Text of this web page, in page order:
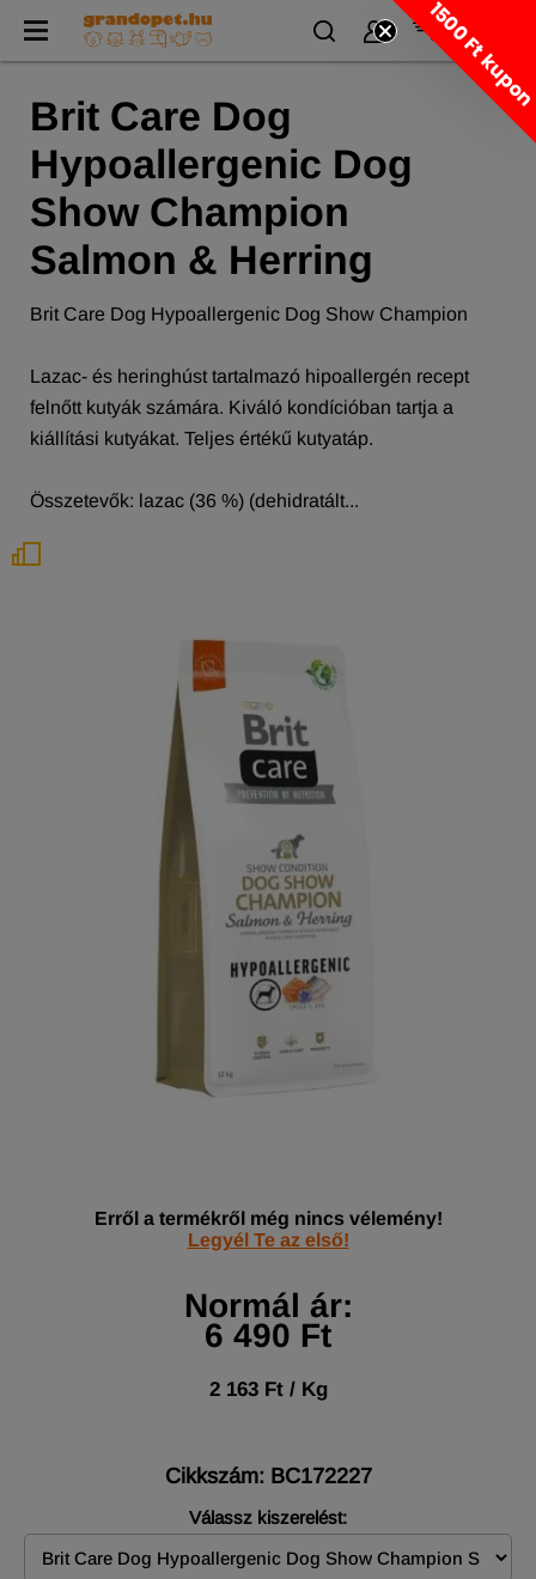
Brit Care Dog
Hypoallergenic Dog
Show Champion
Salmon & Herring
Brit Care Dog Hypoallergenic Dog Show Champion
Lazac- és heringhúst tartalmazó hipoallergén recept
felnőtt kutyák számára. Kiváló kondícióban tartja a
kiállítási kutyákat. Teljes értékű kutyatáp.
Összetevők: lazac (36 %) (dehidratált...
Erről a termékről még nincs vélemény!
Legyél Te az első!
Normál ár:
6 490 Ft
2 163 Ft / Kg
Cikkszám: BC172227
Válassz kiszerelést:
1500 Ft